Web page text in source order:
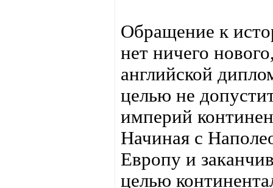
Обращение к
нет ничего
английской
целью не
империй
Начиная с
Европу и
целью